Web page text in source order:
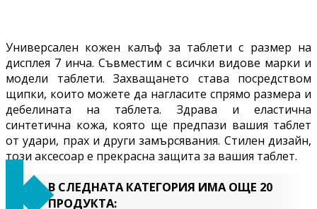
Универсален кожен калъф за таблети с размер на
дисплея 7 инча. Съвместим с всички видове марки и
модели таблети. Захващането става посредством
щипки, които можете да нагласите спрямо размера и
дебелината на таблета. Здрава и еластична
синтетична кожа, която ще предпази вашия таблет
от удари, прах и други замърсявания. Стилен дизайн,
този аксесоар е прекрасна защита за вашия таблет.
В СЛЕДНАТА КАТЕГОРИЯ ИМА ОЩЕ 20
ПРОДУКТА: